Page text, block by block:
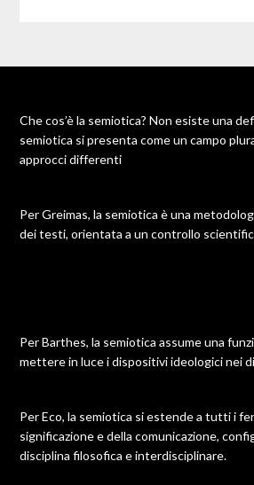
Che cos’è la semiotica? Non esiste una
semiotica si presenta come un campo
approcci differenti
Per Greimas, la semiotica è una
dei testi, orientata a un controllo
Per Barthes, la semiotica assume una
mettere in luce i dispositivi ideologici nei
Per Eco, la semiotica si estende a tutti i
significazione e della comunicazione,
disciplina filosofica e interdisciplinare.